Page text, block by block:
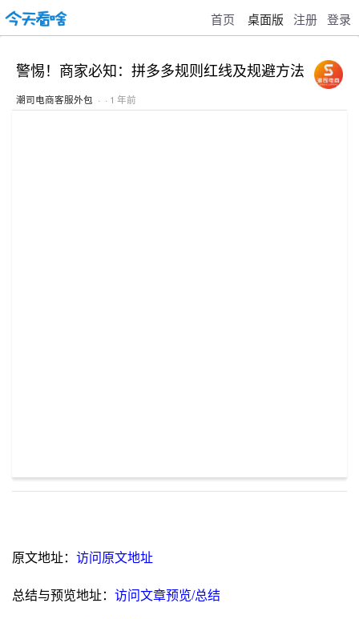
首页 桌面版 注册 登录
警惕！商家必知：拼多多规则红线及规避方法
潮司电商客服外包 · · 1 年前
原文地址： 访问原文地址
总结与预览地址： 访问文章预览/总结